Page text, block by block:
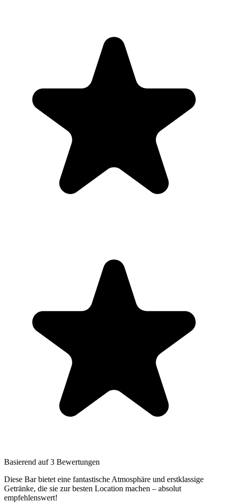
Basierend auf 3 Bewertungen
Diese Bar bietet eine fantastische Atmosphäre und erstklassige
Getränke, die sie zur besten Location machen – absolut
empfehlenswert!